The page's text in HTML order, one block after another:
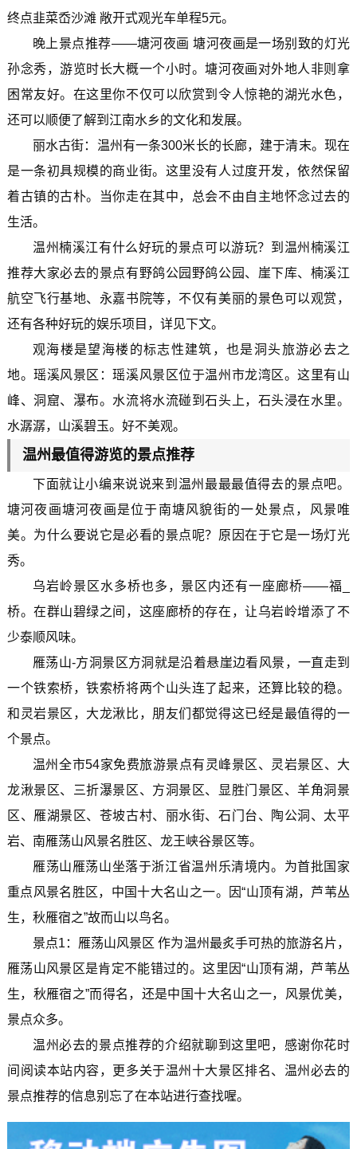
终点韭菜岙沙滩 敞开式观光车单程5元。
晚上景点推荐——塘河夜画 塘河夜画是一场别致的灯光
孙念秀，游览时长大概一个小时。塘河夜画对外地人非则拿
困常友好。在这里你不仅可以欣赏到令人惊艳的湖光水色，
还可以顺便了解到江南水乡的文化和发展。
丽水古街：温州有一条300米长的长廊，建于清末。现在
是一条初具规模的商业街。这里没有人过度开发，依然保留
着古镇的古朴。当你走在其中，总会不由自主地怀念过去的
生活。
温州楠溪江有什么好玩的景点可以游玩？到温州楠溪江
推荐大家必去的景点有野鸽公园野鸽公园、崖下库、楠溪江
航空飞行基地、永嘉书院等，不仅有美丽的景色可以观赏，
还有各种好玩的娱乐项目，详见下文。
观海楼是望海楼的标志性建筑，也是洞头旅游必去之
地。瑶溪风景区：瑶溪风景区位于温州市龙湾区。这里有山
峰、洞窟、瀑布。水流将水流碰到石头上，石头浸在水里。
水潺潺，山溪碧玉。好不美观。
温州最值得游览的景点推荐
下面就让小编来说说来到温州最最最值得去的景点吧。
塘河夜画塘河夜画是位于南塘风貌街的一处景点，风景唯
美。为什么要说它是必看的景点呢？原因在于它是一场灯光
秀。
乌岩岭景区水多桥也多，景区内还有一座廊桥——福_
桥。在群山碧绿之间，这座廊桥的存在，让乌岩岭增添了不
少泰顺风味。
雁荡山-方洞景区方洞就是沿着悬崖边看风景，一直走到
一个铁索桥，铁索桥将两个山头连了起来，还算比较的稳。
和灵岩景区，大龙湫比，朋友们都觉得这已经是最值得的一
个景点。
温州全市54家免费旅游景点有灵峰景区、灵岩景区、大
龙湫景区、三折瀑景区、方洞景区、显胜门景区、羊角洞景
区、雁湖景区、苍坡古村、丽水街、石门台、陶公洞、太平
岩、南雁荡山风景名胜区、龙王峡谷景区等。
雁荡山雁荡山坐落于浙江省温州乐清境内。为首批国家
重点风景名胜区，中国十大名山之一。因“山顶有湖，芦苇丛
生，秋雁宿之”故而山以鸟名。
景点1：雁荡山风景区 作为温州最炙手可热的旅游名片，
雁荡山风景区是肯定不能错过的。这里因“山顶有湖，芦苇丛
生，秋雁宿之”而得名，还是中国十大名山之一，风景优美，
景点众多。
温州必去的景点推荐的介绍就聊到这里吧，感谢你花时
间阅读本站内容，更多关于温州十大景区排名、温州必去的
景点推荐的信息别忘了在本站进行查找喔。